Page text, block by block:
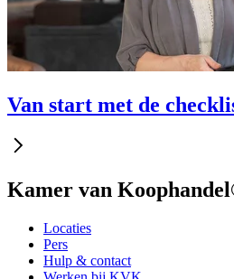
Van start met de
Kamer van
Locaties
Pers
Hulp & contact